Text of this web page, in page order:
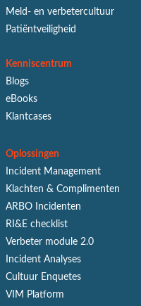
Meld- en verbetercultuur
Patiëntveiligheid
Kenniscentrum
Blogs
eBooks
Klantcases
Oplossingen
Incident Management
Klachten & Complimenten
ARBO Incidenten
RI&E checklist
Verbeter module 2.0
Incident Analyses
Cultuur Enquetes
VIM Platform